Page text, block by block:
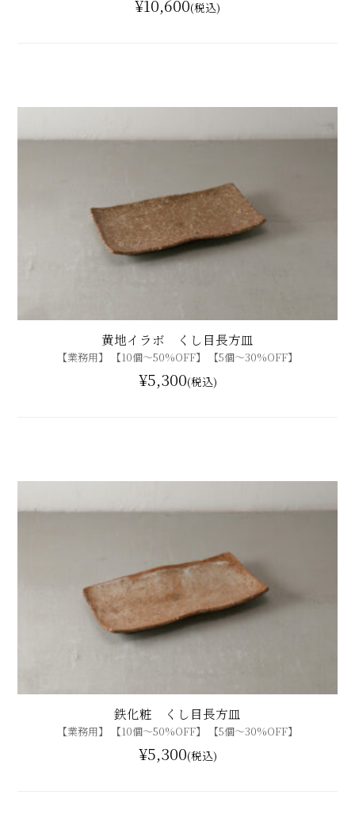
¥10,600(税込)
黄地イラボ くし目長方皿
【業務用】 【10個〜50%OFF】 【5個〜30%OFF】
¥5,300(税込)
鉄化粧 くし目長方皿
【業務用】 【10個〜50%OFF】 【5個〜30%OFF】
¥5,300(税込)